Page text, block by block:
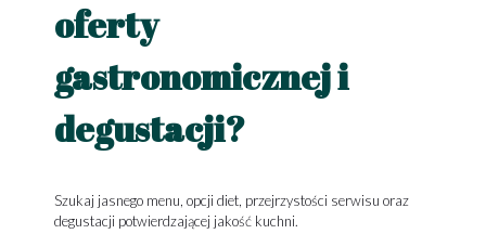
oferty
gastronomicznej i
degustacji?
Szukaj jasnego menu, opcji diet, przejrzystości serwisu oraz
degustacji potwierdzającej jakość kuchni.